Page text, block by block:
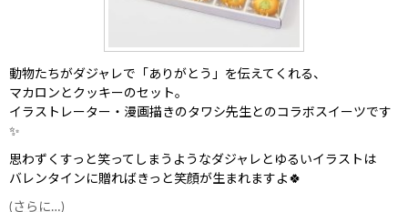
動物たちがダジャレで「ありがとう」を伝えてくれる、
マカロンとクッキーのセット。
イラストレーター・漫画描きのタワシ先生とのコラボスイーツです
✨
思わずくすっと笑ってしまうようなダジャレとゆるいイラストは
バレンタインに贈ればきっと笑顔が生まれますよ🍀
(さらに…)